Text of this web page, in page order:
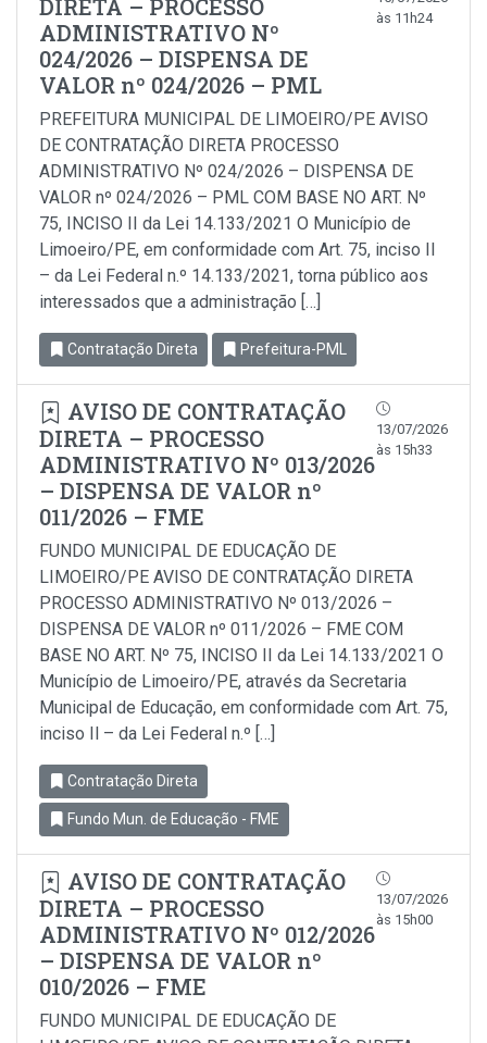
DIRETA – PROCESSO
ADMINISTRATIVO Nº
024/2026 – DISPENSA DE
VALOR nº 024/2026 – PML
às 11h24
PREFEITURA MUNICIPAL DE LIMOEIRO/PE AVISO
DE CONTRATAÇÃO DIRETA PROCESSO
ADMINISTRATIVO Nº 024/2026 – DISPENSA DE
VALOR nº 024/2026 – PML COM BASE NO ART. Nº
75, INCISO II da Lei 14.133/2021 O Município de
Limoeiro/PE, em conformidade com Art. 75, inciso Il
– da Lei Federal n.º 14.133/2021, torna público aos
interessados que a administração […]
Contratação Direta Prefeitura-PML
AVISO DE CONTRATAÇÃO
DIRETA – PROCESSO
ADMINISTRATIVO Nº 013/2026
– DISPENSA DE VALOR nº
011/2026 – FME
13/07/2026
às 15h33
FUNDO MUNICIPAL DE EDUCAÇÃO DE
LIMOEIRO/PE AVISO DE CONTRATAÇÃO DIRETA
PROCESSO ADMINISTRATIVO Nº 013/2026 –
DISPENSA DE VALOR nº 011/2026 – FME COM
BASE NO ART. Nº 75, INCISO II da Lei 14.133/2021 O
Município de Limoeiro/PE, através da Secretaria
Municipal de Educação, em conformidade com Art. 75,
inciso Il – da Lei Federal n.º […]
Contratação Direta
Fundo Mun. de Educação - FME
AVISO DE CONTRATAÇÃO
DIRETA – PROCESSO
ADMINISTRATIVO Nº 012/2026
– DISPENSA DE VALOR nº
010/2026 – FME
13/07/2026
às 15h00
FUNDO MUNICIPAL DE EDUCAÇÃO DE